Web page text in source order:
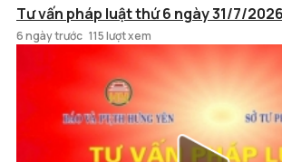
Tư vấn pháp luật thứ 6 ngày 31/7/2026
6 ngày trước 115 lượt xem